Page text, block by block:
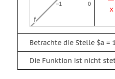
Betrachte die Stelle $a =
Die Funktion ist nicht